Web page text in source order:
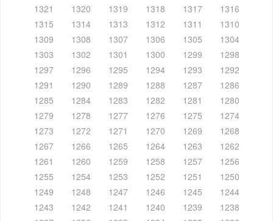
1321
1320 1319 1318 1317
1316
1315
1314 1313 1312 1311
1310
1309
1308 1307 1306 1305
1304
1303
1302 1301 1300 1299
1298
1297
1296 1295 1294 1293
1292
1291
1290 1289 1288 1287
1286
1285
1284 1283 1282 1281
1280
1279
1278 1277 1276 1275
1274
1273
1272 1271 1270 1269
1268
1267
1266 1265 1264 1263
1262
1261
1260 1259 1258 1257
1256
1255
1254 1253 1252 1251
1250
1249
1248 1247 1246 1245
1244
1243
1242 1241 1240 1239
1238